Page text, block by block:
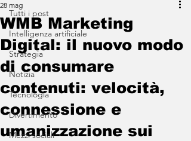
Tutti i post
Intelligenza artificiale
Strategia
Notizia
Tecnologia
Divertimento
Mezzi sociali
WMB Marketing
Digital: il nuovo modo
di consumare
contenuti: velocità,
connessione e
umanizzazione sui
28 mag